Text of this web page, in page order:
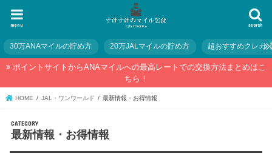
search
menu
30万ANAマイルの貯め方 20万JALマイルの貯め方 超おすすめクレカ
ポイントサイトからANAマイルへの最高レートでの交換方法まとめはこ
ちら！
HOME JAL・ワンワールド 最新情報・お得情報
最新情報・お得情報